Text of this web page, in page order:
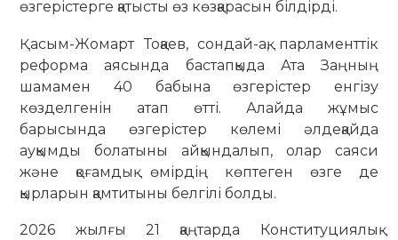
өзгерістерге қатысты өз көзқарасын білдірді.
Қасым-Жомарт Тоқаев, сондай-ақ, парламенттік
реформа аясында бастапқыда Ата Заңның
шамамен 40 бабына өзгерістер енгізу
көзделгенін атап өтті. Алайда жұмыс
барысында өзгерістер көлемі әлдеқайда
ауқымды болатыны айқындалып, олар саяси
және қоғамдық өмірдің көптеген өзге де
қырларын қамтитыны белгілі болды.
2026 жылғы 21 қаңтарда Конституциялық